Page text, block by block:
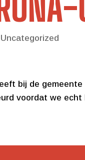
Uncategorized
bij de
voordat we